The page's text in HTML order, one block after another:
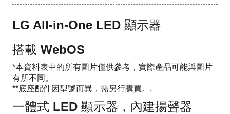
LG All-in-One LED 顯示器
搭載 WebOS
*本資料表中的所有圖片僅供參考，實際產品可能與圖片
有所不同。
**底座配件因型號而異，需另行購買。.
一體式 LED 顯示器，內建揚聲器